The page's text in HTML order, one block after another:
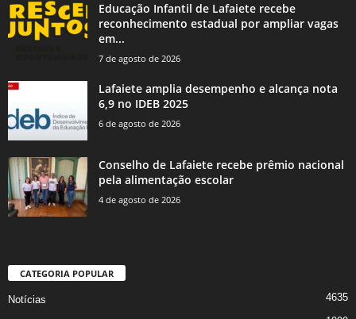
Educação Infantil de Lafaiete recebe
reconhecimento estadual por ampliar vagas
em...
7 de agosto de 2026
Lafaiete amplia desempenho e alcança nota
6,9 no IDEB 2025
6 de agosto de 2026
Conselho de Lafaiete recebe prêmio nacional
pela alimentação escolar
4 de agosto de 2026
CATEGORIA POPULAR
Notícias 4635